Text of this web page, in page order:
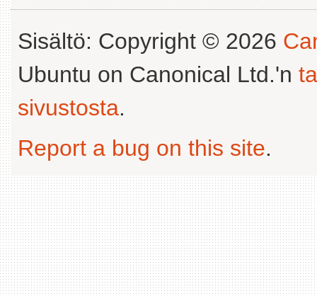
Sisältö: Copyright © 2026
Ubuntu on Canonical Ltd.'n
sivustosta.
Report a bug on this site.